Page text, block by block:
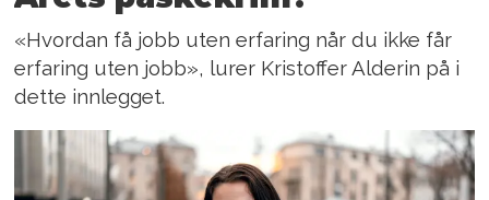
«Hvordan få jobb uten erfaring når du ikke får
erfaring uten jobb», lurer Kristoffer Alderin på i
dette innlegget.